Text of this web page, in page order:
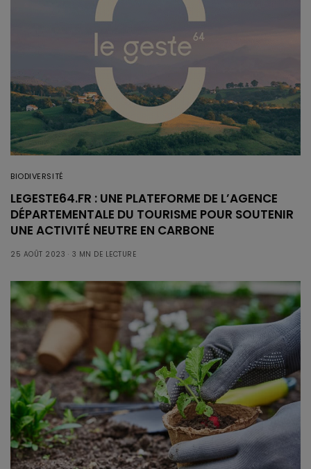
BIODIVERSITÉ
LEGESTE64.FR : UNE PLATEFORME DE L’AGENCE
DÉPARTEMENTALE DU TOURISME POUR SOUTENIR
UNE ACTIVITÉ NEUTRE EN CARBONE
25 AOÛT 2023 3 MN DE LECTURE